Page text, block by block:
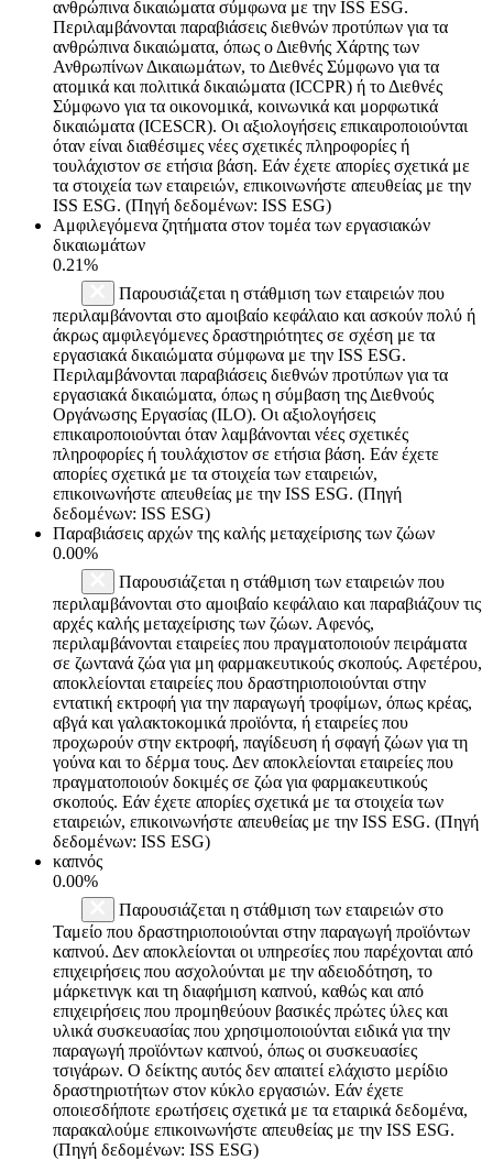
ανθρώπινα δικαιώματα σύμφωνα με την ISS ESG.
Περιλαμβάνονται παραβιάσεις διεθνών προτύπων για τα
ανθρώπινα δικαιώματα, όπως ο Διεθνής Χάρτης των
Ανθρωπίνων Δικαιωμάτων, το Διεθνές Σύμφωνο για τα
ατομικά και πολιτικά δικαιώματα (ICCPR) ή το Διεθνές
Σύμφωνο για τα οικονομικά, κοινωνικά και μορφωτικά
δικαιώματα (ICESCR). Οι αξιολογήσεις επικαιροποιούνται
όταν είναι διαθέσιμες νέες σχετικές πληροφορίες ή
τουλάχιστον σε ετήσια βάση. Εάν έχετε απορίες σχετικά με
τα στοιχεία των εταιρειών, επικοινωνήστε απευθείας με την
ISS ESG. (Πηγή δεδομένων: ISS ESG)
Αμφιλεγόμενα ζητήματα στον τομέα των εργασιακών
δικαιωμάτων
0.21%
Παρουσιάζεται η στάθμιση των εταιρειών που
περιλαμβάνονται στο αμοιβαίο κεφάλαιο και ασκούν πολύ ή
άκρως αμφιλεγόμενες δραστηριότητες σε σχέση με τα
εργασιακά δικαιώματα σύμφωνα με την ISS ESG.
Περιλαμβάνονται παραβιάσεις διεθνών προτύπων για τα
εργασιακά δικαιώματα, όπως η σύμβαση της Διεθνούς
Οργάνωσης Εργασίας (ILO). Οι αξιολογήσεις
επικαιροποιούνται όταν λαμβάνονται νέες σχετικές
πληροφορίες ή τουλάχιστον σε ετήσια βάση. Εάν έχετε
απορίες σχετικά με τα στοιχεία των εταιρειών,
επικοινωνήστε απευθείας με την ISS ESG. (Πηγή
δεδομένων: ISS ESG)
Παραβιάσεις αρχών της καλής μεταχείρισης των ζώων
0.00%
Παρουσιάζεται η στάθμιση των εταιρειών που
περιλαμβάνονται στο αμοιβαίο κεφάλαιο και παραβιάζουν τις
αρχές καλής μεταχείρισης των ζώων. Αφενός,
περιλαμβάνονται εταιρείες που πραγματοποιούν πειράματα
σε ζωντανά ζώα για μη φαρμακευτικούς σκοπούς. Αφετέρου,
αποκλείονται εταιρείες που δραστηριοποιούνται στην
εντατική εκτροφή για την παραγωγή τροφίμων, όπως κρέας,
αβγά και γαλακτοκομικά προϊόντα, ή εταιρείες που
προχωρούν στην εκτροφή, παγίδευση ή σφαγή ζώων για τη
γούνα και το δέρμα τους. Δεν αποκλείονται εταιρείες που
πραγματοποιούν δοκιμές σε ζώα για φαρμακευτικούς
σκοπούς. Εάν έχετε απορίες σχετικά με τα στοιχεία των
εταιρειών, επικοινωνήστε απευθείας με την ISS ESG. (Πηγή
δεδομένων: ISS ESG)
καπνός
0.00%
Παρουσιάζεται η στάθμιση των εταιρειών στο
Ταμείο που δραστηριοποιούνται στην παραγωγή προϊόντων
καπνού. Δεν αποκλείονται οι υπηρεσίες που παρέχονται από
επιχειρήσεις που ασχολούνται με την αδειοδότηση, το
μάρκετινγκ και τη διαφήμιση καπνού, καθώς και από
επιχειρήσεις που προμηθεύουν βασικές πρώτες ύλες και
υλικά συσκευασίας που χρησιμοποιούνται ειδικά για την
παραγωγή προϊόντων καπνού, όπως οι συσκευασίες
τσιγάρων. Ο δείκτης αυτός δεν απαιτεί ελάχιστο μερίδιο
δραστηριοτήτων στον κύκλο εργασιών. Εάν έχετε
οποιεσδήποτε ερωτήσεις σχετικά με τα εταιρικά δεδομένα,
παρακαλούμε επικοινωνήστε απευθείας με την ISS ESG.
(Πηγή δεδομένων: ISS ESG)